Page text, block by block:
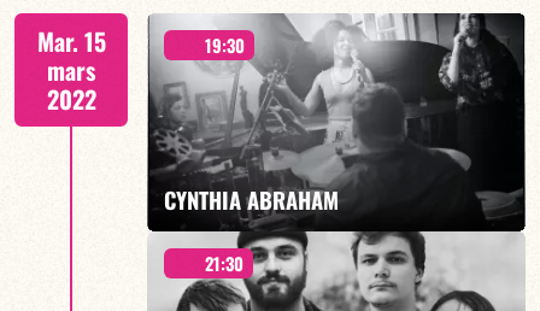
EN SAVOIR PLUS
Mar. 15
mars
2022
19:30
CYNTHIA ABRAHAM
PRéSENTE IMAGENS
21:30